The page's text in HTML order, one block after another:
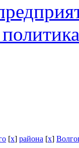
[x] района [x]